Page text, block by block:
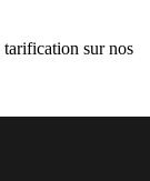
tarification sur nos